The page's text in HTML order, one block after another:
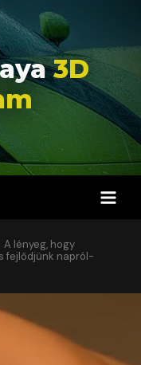
3D
A lényeg, hogy
fejlődjünk napról-